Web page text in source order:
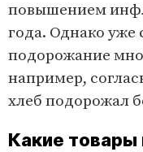
повышением
года. Однако
подорожание
например,
хлеб подорожал
Какие